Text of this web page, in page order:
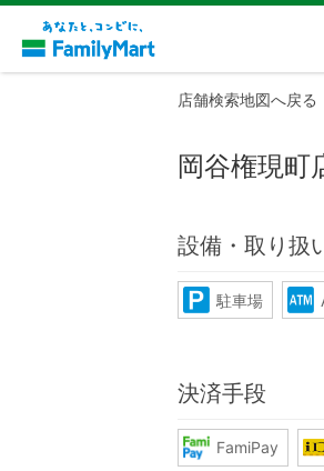
店舗検索地図へ戻る
岡谷権現町
設備・取り扱
駐車場
決済手段
FamiPay